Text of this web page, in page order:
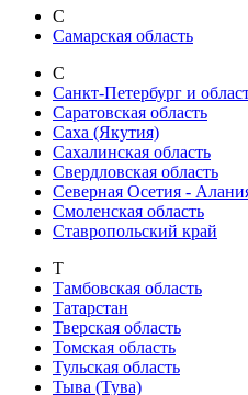
С
Самарская область
С
Санкт-Петербург и
Саратовская область
Саха (Якутия)
Сахалинская область
Свердловская область
Северная Осетия -
Смоленская область
Ставропольский край
Т
Тамбовская область
Татарстан
Тверская область
Томская область
Тульская область
Тыва (Тува)